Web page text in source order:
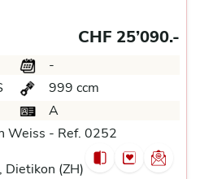
CHF 25’090.-
-
999 ccm
A
Weiss - Ref. 0252
Dietikon (ZH)